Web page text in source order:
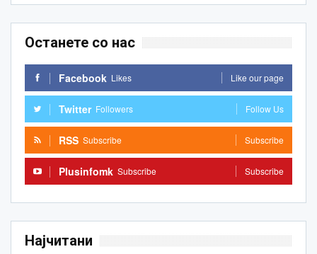
Останете со нас
Facebook Likes Like our page
Twitter Followers Follow Us
RSS Subscribe Subscribe
Plusinfomk Subscribe Subscribe
Најчитани